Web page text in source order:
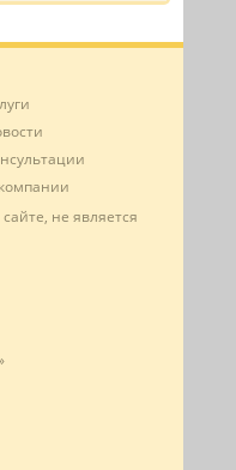
не является